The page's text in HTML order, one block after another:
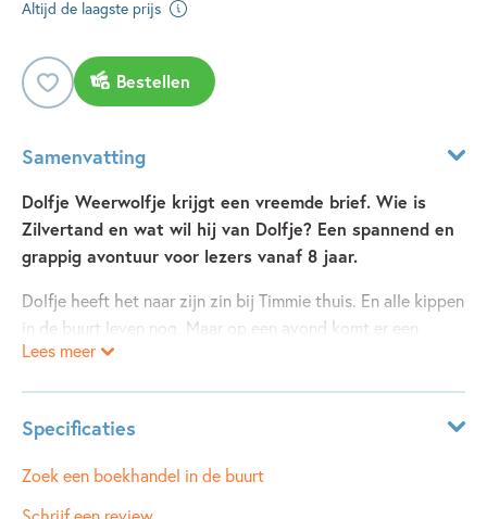
Altijd de laagste prijs
Bestellen
Samenvatting
Dolfje Weerwolfje krijgt een vreemde brief. Wie is
Zilvertand en wat wil hij van Dolfje? Een spannend en
grappig avontuur voor lezers vanaf 8 jaar.
Dolfje heeft het naar zijn zin bij Timmie thuis. En alle kippen
in de buurt leven nog. Maar op een avond komt er een
bezoeker. Hij heeft een nare brief. Daarin staat dat Dolfje
Zilvertand...
Lees meer
Specificaties
Leeftijdsindicatie: 8 - 10 jaar
ISBN:
9789025874834
Zoek een boekhandel in de buurt